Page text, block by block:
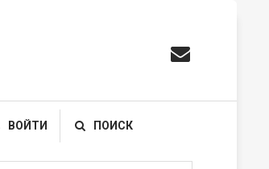
ВОЙТИ ПОИСК